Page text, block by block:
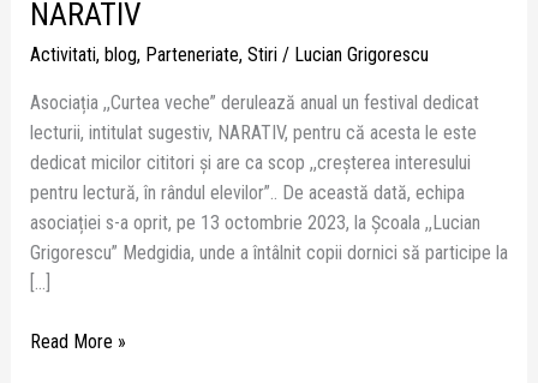
NARATIV
Activitati, blog, Parteneriate, Stiri/ Lucian Grigorescu
Asociația ,,Curtea veche” derulează anual un festival dedicat
lecturii, intitulat sugestiv, NARATIV, pentru că acesta le este
dedicat micilor cititori și are ca scop ,,creșterea interesului
pentru lectură, în rândul elevilor”.. De această dată, echipa
asociației s-a oprit, pe 13 octombrie 2023, la Școala ,,Lucian
Grigorescu” Medgidia, unde a întâlnit copii dornici să participe la
[…]
Read More »